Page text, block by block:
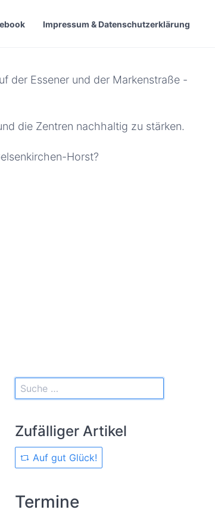
Impressum & Datenschutzerklärung
der Essener und der Markenstraße -
die Zentren nachhaltig zu stärken.
Horst?
Zufälliger Artikel
Auf gut Glück!
Termine